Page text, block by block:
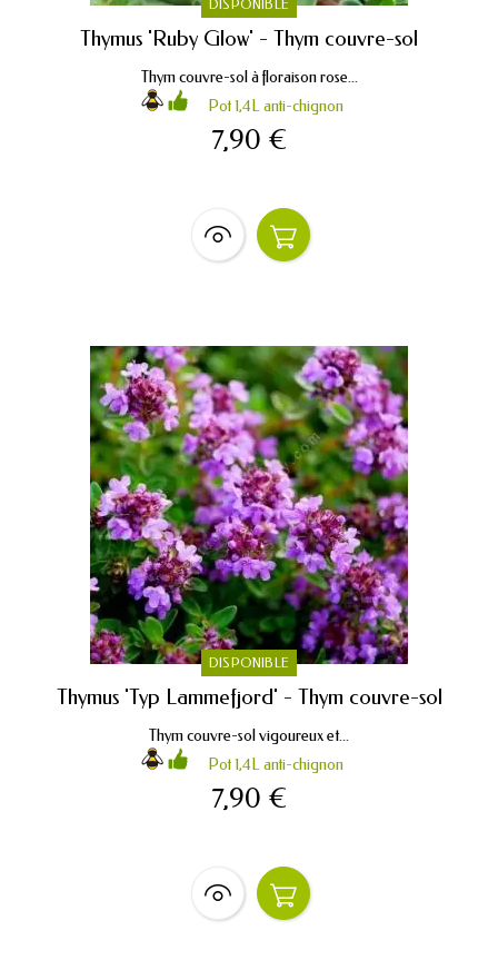
DISPONIBLE
Thymus 'Ruby Glow' - Thym couvre-sol
Thym couvre-sol à floraison rose...
Pot 1,4L anti-chignon
7,90 €
DISPONIBLE
Thymus 'Typ Lammefjord' - Thym couvre-sol
Thym couvre-sol vigoureux et...
Pot 1,4L anti-chignon
7,90 €